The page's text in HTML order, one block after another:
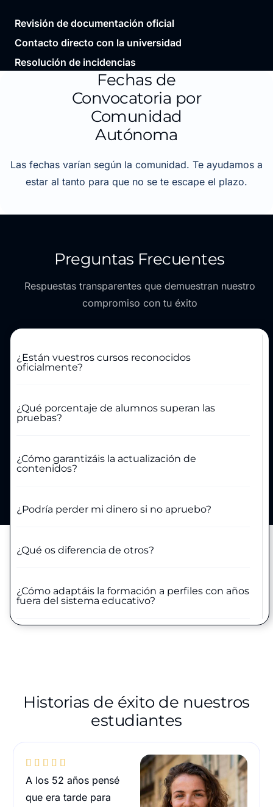
Revisión de documentación oficial
Contacto directo con la universidad
Resolución de incidencias
Fechas de
Convocatoria por
Comunidad
Autónoma
Las fechas varían según la comunidad. Te ayudamos a
estar al tanto para que no se te escape el plazo.
Preguntas Frecuentes
Respuestas transparentes que demuestran nuestro
compromiso con tu éxito
¿Están vuestros cursos reconocidos
oficialmente?
¿Qué porcentaje de alumnos superan las
pruebas?
¿Cómo garantizáis la actualización de
contenidos?
¿Podría perder mi dinero si no apruebo?
¿Qué os diferencia de otros?
¿Cómo adaptáis la formación a perfiles con años
fuera del sistema educativo?
Historias de éxito de nuestros
estudiantes
    
A los 52 años pensé
que era tarde para